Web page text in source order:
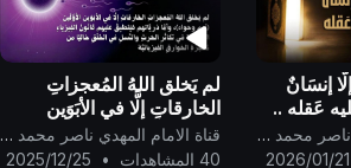
إنسَانٌ
عَقله ..
قناة الامام المهدي ناصر محمد اليماني
2026/01/21
لم يَخلق اللهُ المُعجزاتِ
الخارقاتِ إلَّا في الأبَوَين
الأوَّلَين (آدم وحواء)..
قناة الامام المهدي ناصر محمد اليماني
40 المشاهدات
•
2025/12/25